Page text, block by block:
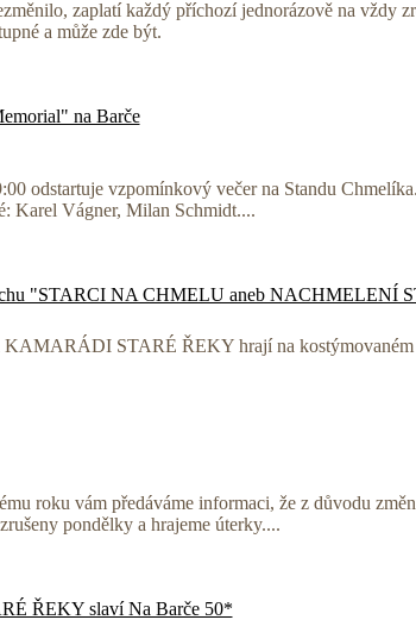
zaplatí každý příchozí jednorázově na vždy
a může zde být.
na Barče
odstartuje vzpomínkový večer na Standu
Karel Vágner, Milan Schmidt....
"STARCI NA CHMELU aneb NACHMELENÍ
STARÉ ŘEKY hrají na kostýmovaném
roku vám předáváme informaci, že z důvodu
pondělky a hrajeme úterky....
ŘEKY slaví Na Barče 50*